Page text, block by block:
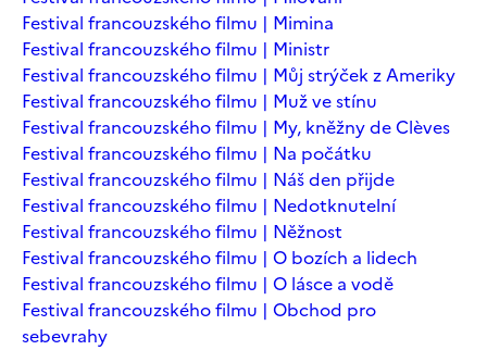
Festival francouzského filmu | Mimina
Festival francouzského filmu | Ministr
Festival francouzského filmu | Můj strýček z Ameriky
Festival francouzského filmu | Muž ve stínu
Festival francouzského filmu | My, kněžny de Clèves
Festival francouzského filmu | Na počátku
Festival francouzského filmu | Náš den přijde
Festival francouzského filmu | Nedotknutelní
Festival francouzského filmu | Něžnost
Festival francouzského filmu | O bozích a lidech
Festival francouzského filmu | O lásce a vodě
Festival francouzského filmu | Obchod pro
sebevrahy